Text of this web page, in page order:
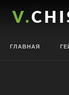
ГЛАВНАЯ